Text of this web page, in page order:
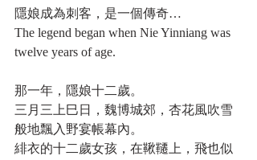
隱娘成為刺客，是一個傳奇…
The legend began when Nie Yinniang was
twelve years of age.
那一年，隱娘十二歲。
三月三上巳日，魏博城郊，杏花風吹雪
般地飄入野宴帳幕內。
緋衣的十二歲女孩，在鞦韆上，飛也似